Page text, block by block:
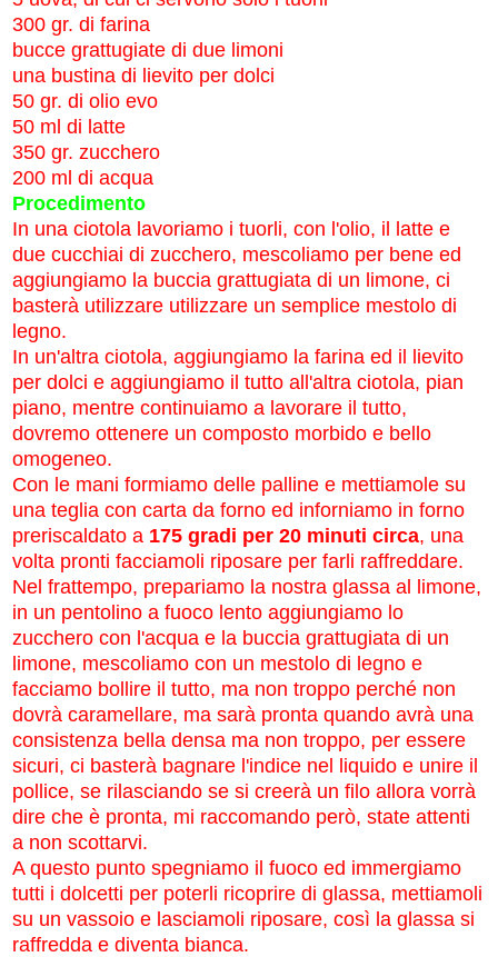
300 gr. di farina
bucce grattugiate di due limoni
una bustina di lievito per dolci
50 gr. di olio evo
50 ml di latte
350 gr. zucchero
200 ml di acqua
Procedimento
In una ciotola lavoriamo i tuorli, con l'olio, il latte e
due cucchiai di zucchero, mescoliamo per bene ed
aggiungiamo la buccia grattugiata di un limone, ci
basterà utilizzare utilizzare un semplice mestolo di
legno.
In un'altra ciotola, aggiungiamo la farina ed il lievito
per dolci e aggiungiamo il tutto all'altra ciotola, pian
piano, mentre continuiamo a lavorare il tutto,
dovremo ottenere un composto morbido e bello
omogeneo.
Con le mani formiamo delle palline e mettiamole su
una teglia con carta da forno ed inforniamo in forno
preriscaldato a 175 gradi per 20 minuti circa, una
volta pronti facciamoli riposare per farli raffreddare.
Nel frattempo, prepariamo la nostra glassa al limone,
in un pentolino a fuoco lento aggiungiamo lo
zucchero con l'acqua e la buccia grattugiata di un
limone, mescoliamo con un mestolo di legno e
facciamo bollire il tutto, ma non troppo perché non
dovrà caramellare, ma sarà pronta quando avrà una
consistenza bella densa ma non troppo, per essere
sicuri, ci basterà bagnare l'indice nel liquido e unire il
pollice, se rilasciando se si creerà un filo allora vorrà
dire che è pronta, mi raccomando però, state attenti
a non scottarvi.
A questo punto spegniamo il fuoco ed immergiamo
tutti i dolcetti per poterli ricoprire di glassa, mettiamoli
su un vassoio e lasciamoli riposare, così la glassa si
raffredda e diventa bianca.